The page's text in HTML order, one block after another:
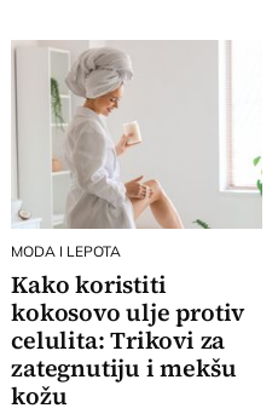
MODA I LEPOTA
Kako koristiti
kokosovo ulje protiv
celulita: Trikovi za
zategnutiju i mekšu
kožu